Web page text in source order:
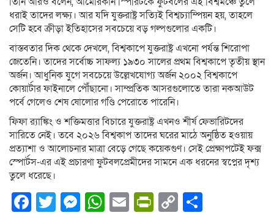
ধরাই তাদের লক্ষ্য। আর যদি যুক্তরাষ্ট্র সত্যিই বিশ্বচ্যাম্পিয়ন হয়, তাহলে
সেটি হবে ক্রীড়া ইতিহাসের সবচেয়ে বড় গল্পগুলোর একটি।
বাস্তবতার দিক থেকে দেখলে, বিশ্বকাপে যুক্তরাষ্ট্র এখনো পর্যন্ত শিরোপা
জেতেনি। তাদের সর্বোচ্চ সাফল্য ১৯৩০ সালের প্রথম বিশ্বকাপে তৃতীয় স্থান
অর্জন। আধুনিক যুগে সবচেয়ে উল্লেখযোগ্য অর্জন ২০০২ বিশ্বকাপে
কোয়ার্টার ফাইনালে পৌঁছানো। সাম্প্রতিক আসরগুলোতে তারা নকআউট
পর্বে গেলেও শেষ ষোলোর গণ্ডি পেরোতে পারেনি।
ফিফা র‍্যাঙ্কিং ও শক্তিমত্তার বিচারে যুক্তরাষ্ট্র এখনও শীর্ষ ফেভারিটদের
সারিতে নেই। তবে ২০২৬ বিশ্বকাপ তাদের ঘরের মাঠে অনুষ্ঠিত হওয়ায়
প্রত্যাশা ও আলোচনার মাত্রা বেড়ে গেছে কয়েকগুণ। সেই প্রেক্ষাপটেই ফক্স
স্পোর্টস-এর এই প্রচারণা ফুটবলপ্রেমীদের সামনে এক ধরনের স্বপ্নের দৃশ্য
তুলে ধরেছে।
Facebook
Twitter
Messenger
WhatsApp
EmailPrintFriendly
Copy